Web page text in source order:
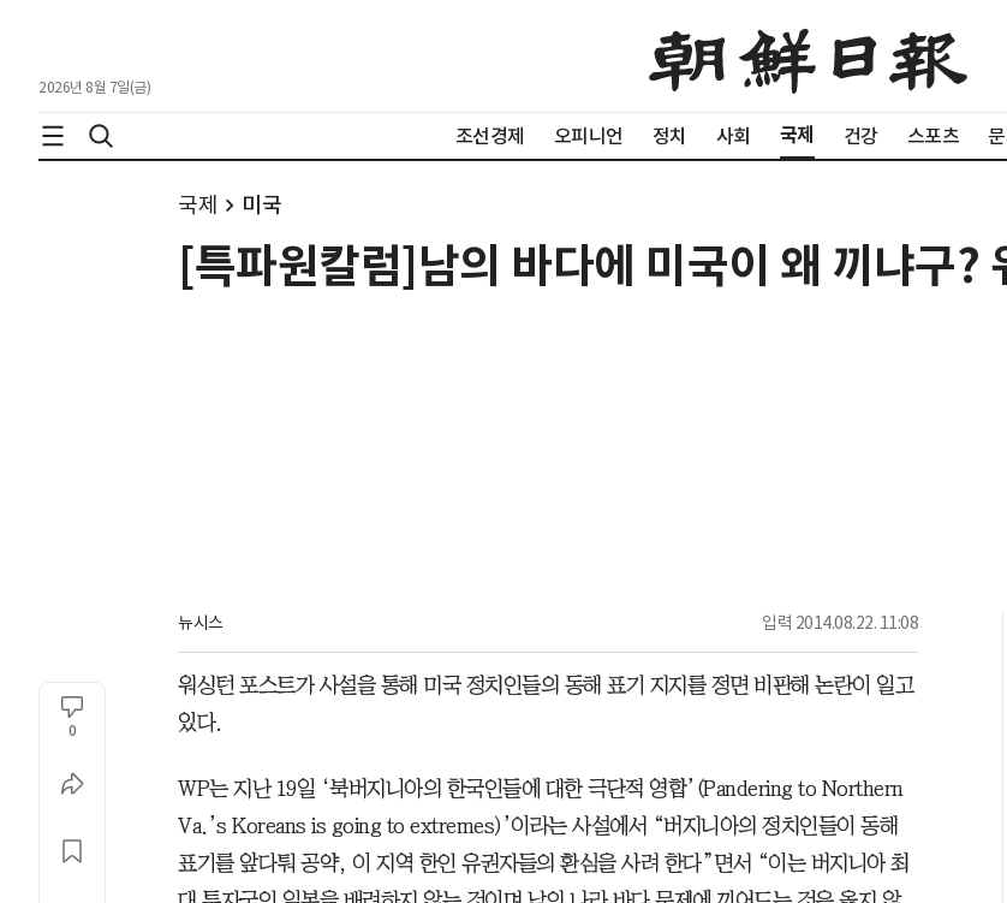
2026년 8월 7일(금)
조선경제 오피니언 정치 사회 국제 건강 스포츠
국제 미국
[특파원칼럼]남의 바다에 미국이 왜 끼냐구?
뉴시스 입력 2014.08.22. 11:08
0
워싱턴 포스트가 사설을 통해 미국 정치인들의 동해 표기 지지를 정면 비판해 논란이 일고
있다.
WP는 지난 19일 ‘북버지니아의 한국인들에 대한 극단적 영합’(Pandering to Northern
Va.’s Koreans is going to extremes)’이라는 사설에서 “버지니아의 정치인들이 동해
표기를 앞다퉈 공약, 이 지역 한인 유권자들의 환심을 사려 한다”면서 “이는 버지니아 최